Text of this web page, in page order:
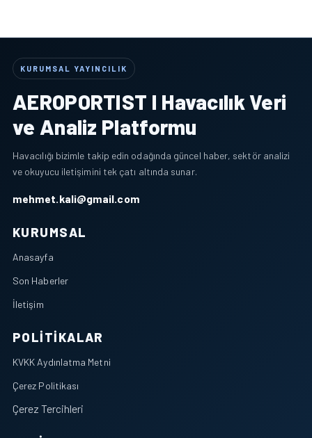
KURUMSAL YAYINCILIK
AEROPORTIST I Havacılık Veri
ve Analiz Platformu
Havacılığı bizimle takip edin odağında güncel haber, sektör analizi
ve okuyucu iletişimini tek çatı altında sunar.
mehmet.kali@gmail.com
KURUMSAL
Anasayfa
Son Haberler
İletişim
POLITIKALAR
KVKK Aydınlatma Metni
Çerez Politikası
Çerez Tercihleri